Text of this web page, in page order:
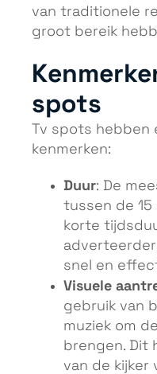
van traditionele
groot bereik
spots
Tv spots hebben
kenmerken:
Duur: De
tussen de 15
korte
snel en
Visuele
gebruik van
muziek om
brengen. Dit
van de kijker